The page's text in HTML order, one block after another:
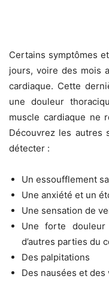
Certains symptômes
jours, voire des mois
cardiaque. Cette
une douleur
muscle cardiaque ne
Découvrez les autres
détecter :
Un essoufflement
Une anxiété et un
Une sensation de
Une forte
d’autres parties du
Des palpitations
Des nausées et